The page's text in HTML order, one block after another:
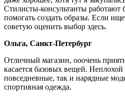
Стилисты-консультанты работают
помогать создать образы. Если
советую оценить выбор здесь.
Ольга, Санкт-Петербург
Отличный магазин, ооочень
касается базовых вещей. Неплохой
повседневные, так и нарядные
спортивная одежда.